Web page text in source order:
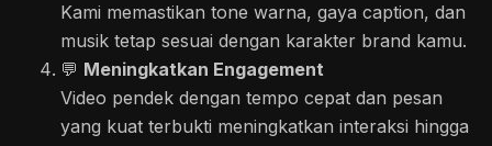
Kami memastikan tone warna, gaya caption, dan
musik tetap sesuai dengan karakter brand kamu.
💬 Meningkatkan Engagement
Video pendek dengan tempo cepat dan pesan
yang kuat terbukti meningkatkan interaksi hingga